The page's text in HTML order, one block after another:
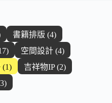
書籍排版 (4)
空間設計 (4)
(1)
吉祥物IP (2)